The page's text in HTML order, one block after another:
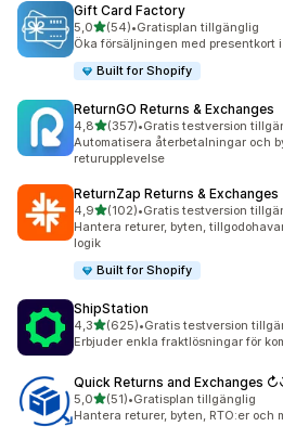
Gift Card Factory
5,0av 5 stjärnor
(54)
54 recensioner totalt
•Gratisplan tillgänglig
Öka försäljningen med presentkort
Built for Shopify
ReturnGO Returns & Exchanges
4,8av 5 stjärnor
(357)
357 recensioner totalt
•Gratis testversion
Automatisera återbetalningar och
returupplevelse
ReturnZap Returns & Exchanges
4,9av 5 stjärnor
(102)
102 recensioner totalt
•Gratis testversion
Hantera returer, byten,
logik
Built for Shopify
ShipStation
4,3av 5 stjärnor
(625)
625 recensioner totalt
•Gratis testversion
Erbjuder enkla fraktlösningar för
Quick Returns and Exchanges
5,0av 5 stjärnor
(51)
51 recensioner totalt
•Gratisplan tillgänglig
Hantera returer, byten, RTO:er och